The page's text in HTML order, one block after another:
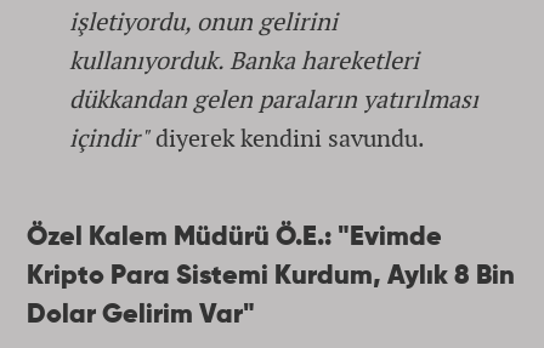
işletiyordu, onun gelirini
kullanıyorduk. Banka hareketleri
dükkandan gelen paraların yatırılması
içindir"diyerek kendini savundu.
Özel Kalem Müdürü Ö.E.: "Evimde
Kripto Para Sistemi Kurdum, Aylık 8 Bin
Dolar Gelirim Var"